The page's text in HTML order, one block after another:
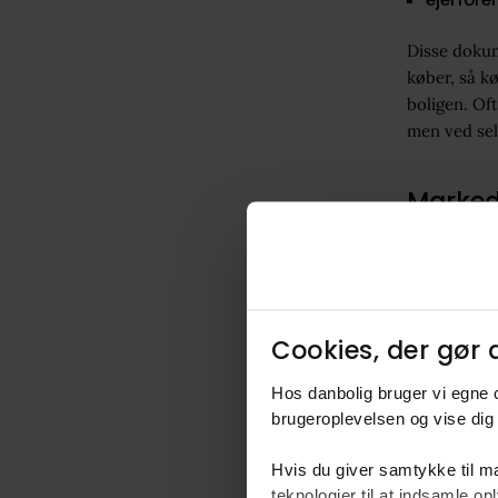
Cookies, der gør
Hos danbolig bruger vi
brugeroplevelsen og vise
Hvis du giver samtykke til
Disse
køber, så
boligen.
men ved
Ved
dialog